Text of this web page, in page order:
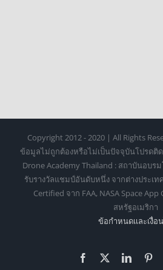
Copyright 2012 - 2020 | All Rights
ข้อมูลไม่ถูกต้องหรือไม่เป็นปัจจุบันโปรดติ
Drone Academy Thailand : สถาบันอบร
รับรางวัลแชมป์อันดับหนึ่ง จากต่างประเ
Certified จาก FAA, NASA Space
สหรัฐอเมริกา
ข้อกำหนดเเละเงื่อ